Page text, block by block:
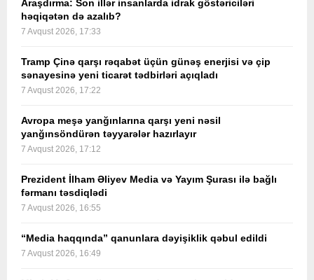
Araşdırma: Son illər insanlarda idrak göstəriciləri
həqiqətən də azalıb?
7 Avqust 2026, 17:33
Tramp Çinə qarşı rəqabət üçün günəş enerjisi və çip
sənayesinə yeni ticarət tədbirləri açıqladı
7 Avqust 2026, 17:22
Avropa meşə yanğınlarına qarşı yeni nəsil
yanğınsöndürən təyyarələr hazırlayır
7 Avqust 2026, 17:12
Prezident İlham Əliyev Media və Yayım Şurası ilə bağlı
fərmanı təsdiqlədi
7 Avqust 2026, 16:55
“Media haqqında” qanunlara dəyişiklik qəbul edildi
7 Avqust 2026, 16:49